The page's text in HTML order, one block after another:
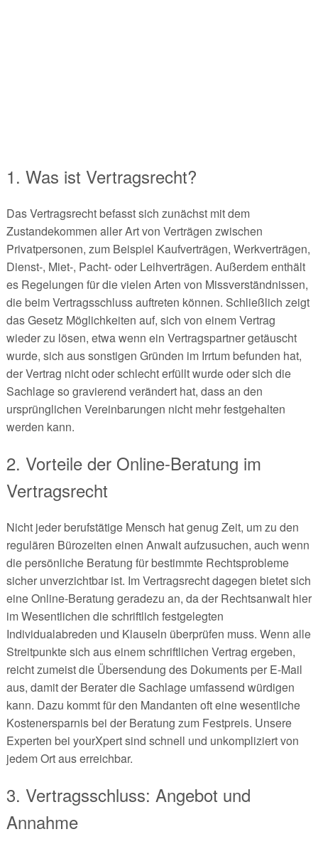
1. Was ist Vertragsrecht?
Das Vertragsrecht befasst sich zunächst mit dem
Zustandekommen aller Art von Verträgen zwischen
Privatpersonen, zum Beispiel Kaufverträgen, Werkverträgen,
Dienst-, Miet-, Pacht- oder Leihverträgen. Außerdem enthält
es Regelungen für die vielen Arten von Missverständnissen,
die beim Vertragsschluss auftreten können. Schließlich zeigt
das Gesetz Möglichkeiten auf, sich von einem Vertrag
wieder zu lösen, etwa wenn ein Vertragspartner getäuscht
wurde, sich aus sonstigen Gründen im Irrtum befunden hat,
der Vertrag nicht oder schlecht erfüllt wurde oder sich die
Sachlage so gravierend verändert hat, dass an den
ursprünglichen Vereinbarungen nicht mehr festgehalten
werden kann.
2. Vorteile der Online-Beratung im
Vertragsrecht
Nicht jeder berufstätige Mensch hat genug Zeit, um zu den
regulären Bürozeiten einen Anwalt aufzusuchen, auch wenn
die persönliche Beratung für bestimmte Rechtsprobleme
sicher unverzichtbar ist. Im Vertragsrecht dagegen bietet sich
eine Online-Beratung geradezu an, da der Rechtsanwalt hier
im Wesentlichen die schriftlich festgelegten
Individualabreden und Klauseln überprüfen muss. Wenn alle
Streitpunkte sich aus einem schriftlichen Vertrag ergeben,
reicht zumeist die Übersendung des Dokuments per E-Mail
aus, damit der Berater die Sachlage umfassend würdigen
kann. Dazu kommt für den Mandanten oft eine wesentliche
Kostenersparnis bei der Beratung zum Festpreis. Unsere
Experten bei yourXpert sind schnell und unkompliziert von
jedem Ort aus erreichbar.
3. Vertragsschluss: Angebot und
Annahme